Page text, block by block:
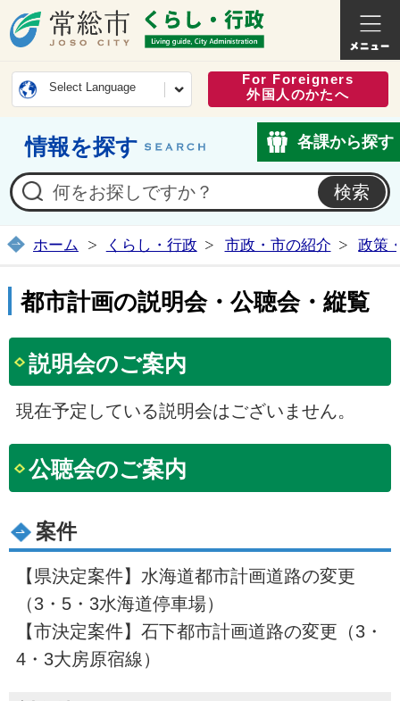
常総市公式ホームページ
くらし
Select Language
For Foreigners
外国人のかたへ
情報を探す 各課から探す
ホーム くらし・行政 市政・市の紹介 政策
都市計画の説明会・公聴会・縦覧
説明会のご案内
現在予定している説明会はございません。
公聴会のご案内
案件
【県決定案件】水海道都市計画道路の変更
（3・5・3水海道停車場）
【市決定案件】石下都市計画道路の変更（3・
4・3大房原宿線）